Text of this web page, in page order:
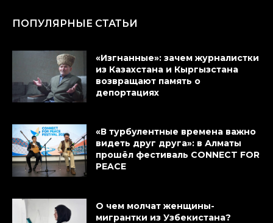
ПОПУЛЯРНЫЕ СТАТЬИ
«Изгнанные»: зачем журналистки
из Казахстана и Кыргызстана
возвращают память о
депортациях
«В турбулентные времена важно
видеть друг друга»: в Алматы
прошёл фестиваль CONNECT FOR
PEACE
О чем молчат женщины-
мигрантки из Узбекистана?